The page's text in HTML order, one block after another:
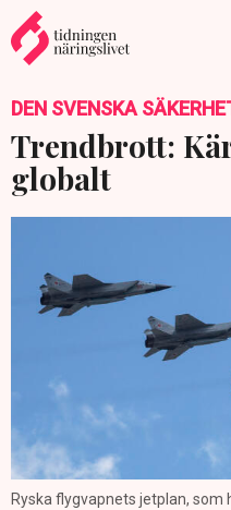
DEN SVENSKA
Trendbrott:
globalt
Ryska flygvapnets jetplan,